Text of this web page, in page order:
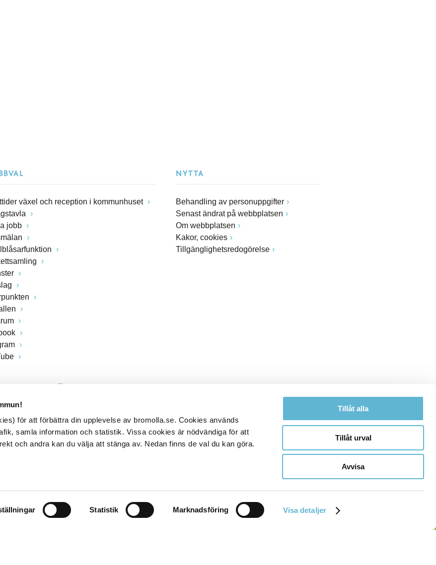
för att förbättra din upplevelse av bromolla.se. Cookies används
samla information och statistik. Vissa cookies är nödvändiga för att
och andra kan du välja att stänga av. Nedan finns de val du kan göra.
Statistik Marknadsföring Visa detaljer
Tillåt alla
Tillåt urval
Avvisa
växel och reception i kommunhuset
jobb
NYTTA
Behandling av personuppgifter
Senast ändrat på webbplatsen
Om webbplatsen
Kakor, cookies
Tillgänglighetsredogörelse